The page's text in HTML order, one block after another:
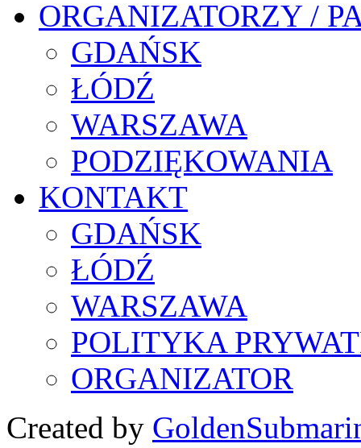
ORGANIZATORZY /
GDAŃSK
ŁÓDŹ
WARSZAWA
PODZIĘKOWANIA
KONTAKT
GDAŃSK
ŁÓDŹ
WARSZAWA
POLITYKA
ORGANIZATOR
Created by